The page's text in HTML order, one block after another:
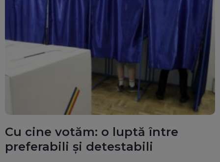
Cu cine votăm: o luptă între
preferabili și detestabili